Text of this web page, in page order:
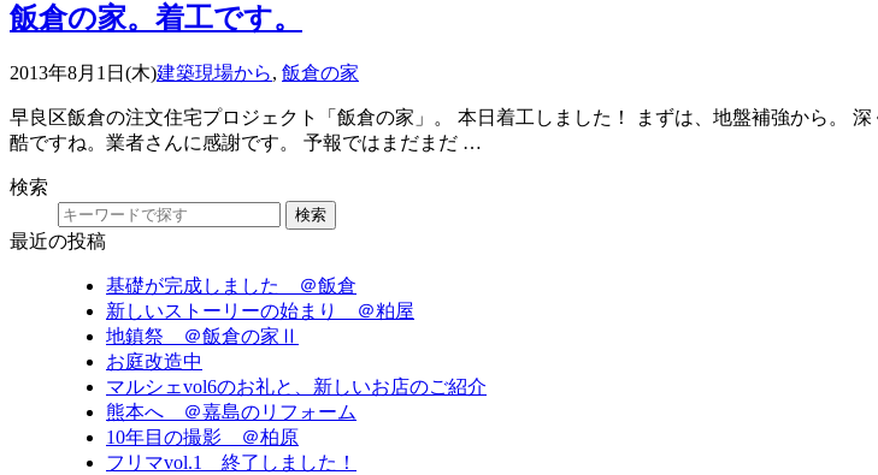
飯倉の家。着工です。
2013年8月1日(木)建築現場から, 飯倉の家
早良区飯倉の注文住宅プロジェクト「飯倉の家」。 本日着工しました！ まずは、地盤補強から。
酷ですね。業者さんに感謝です。 予報ではまだまだ …
検索
検索
最近の投稿
基礎が完成しました ＠飯倉
新しいストーリーの始まり ＠粕屋
地鎮祭 ＠飯倉の家Ⅱ
お庭改造中
マルシェvol6のお礼と、新しいお店のご紹介
熊本へ ＠嘉島のリフォーム
10年目の撮影 ＠柏原
フリマvol.1 終了しました！